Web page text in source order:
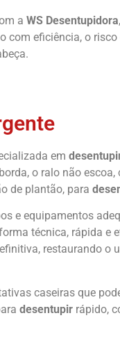
a WS Desentupidora
com eficiência, o
em
o ralo não
de plantão, para
e equipamentos
técnica, rápida e
restaurando o
caseiras que
desentupirrápido,